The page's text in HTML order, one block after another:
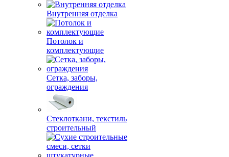
Внутренняя отделка
Потолок и
комплектующие
Сетка, заборы,
ограждения
Стеклоткани, текстиль
строительный